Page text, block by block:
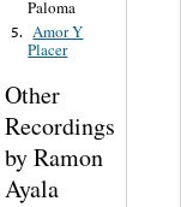
Paloma
5. Amor Y
Placer
Other
Recordings
by Ramon
Ayala